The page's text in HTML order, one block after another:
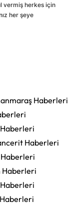
vermiş herkes için
her şeye
Haberleri
Haberleri
Haberleri
Haberleri
Haberleri